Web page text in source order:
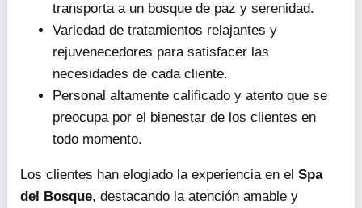
transporta a un bosque de paz y serenidad.
Variedad de tratamientos relajantes y
rejuvenecedores para satisfacer las
necesidades de cada cliente.
Personal altamente calificado y atento que se
preocupa por el bienestar de los clientes en
todo momento.
Los clientes han elogiado la experiencia en el Spa
del Bosque, destacando la atención amable y